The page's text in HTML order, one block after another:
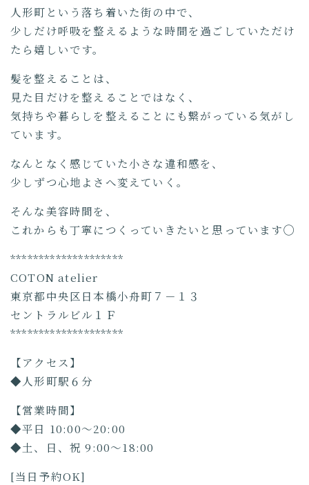
人形町という落ち着いた街の中で、
少しだけ呼吸を整えるような時間を過ごしていただけ
たら嬉しいです。
髪を整えることは、
見た目だけを整えることではなく、
気持ちや暮らしを整えることにも繋がっている気がし
ています。
なんとなく感じていた小さな違和感を、
少しずつ心地よさへ変えていく。
そんな美容時間を、
これからも丁寧につくっていきたいと思っています◯
********************
COTON atelier
東京都中央区日本橋小舟町７－１３
セントラルビル１Ｆ
********************
【アクセス】
◆人形町駅６分
【営業時間】
◆平日 10:00～20:00
◆土、日、祝 9:00～18:00
[当日予約OK]